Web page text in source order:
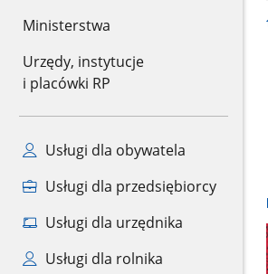
Ministerstwa
Urzędy, instytucje
i placówki RP
Usługi dla obywatela
Usługi dla przedsiębiorcy
Usługi dla urzędnika
Usługi dla rolnika